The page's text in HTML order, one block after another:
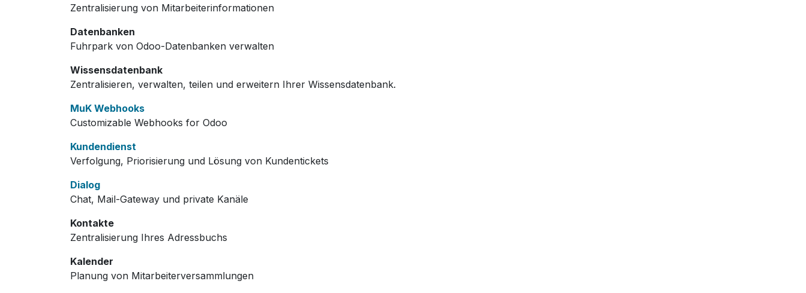
Zentralisierung von Mitarbeiterinformationen
Datenbanken
Fuhrpark von Odoo-Datenbanken verwalten
Wissensdatenbank
Zentralisieren, verwalten, teilen und erweitern Ihrer Wissensdatenbank.
MuK Webhooks
Customizable Webhooks for Odoo
Kundendienst
Verfolgung, Priorisierung und Lösung von Kundentickets
Dialog
Chat, Mail-Gateway und private Kanäle
Kontakte
Zentralisierung Ihres Adressbuchs
Kalender
Planung von Mitarbeiterversammlungen